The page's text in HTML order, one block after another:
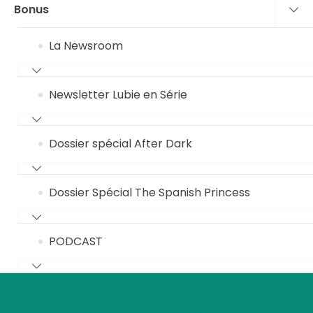
Bonus
La Newsroom
Newsletter Lubie en Série
Dossier spécial After Dark
Dossier Spécial The Spanish Princess
PODCAST